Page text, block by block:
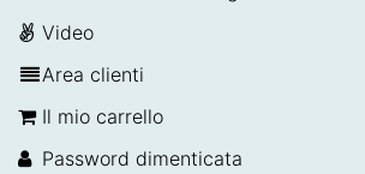
Video
Area clienti
Il mio carrello
Password dimenticata